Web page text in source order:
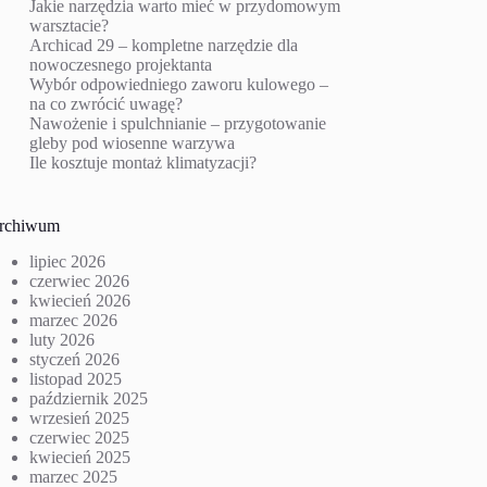
Jakie narzędzia warto mieć w przydomowym
warsztacie?
Archicad 29 – kompletne narzędzie dla
nowoczesnego projektanta
Wybór odpowiedniego zaworu kulowego –
na co zwrócić uwagę?
Nawożenie i spulchnianie – przygotowanie
gleby pod wiosenne warzywa
Ile kosztuje montaż klimatyzacji?
lipiec 2026
czerwiec 2026
kwiecień 2026
marzec 2026
luty 2026
styczeń 2026
listopad 2025
październik 2025
wrzesień 2025
czerwiec 2025
kwiecień 2025
marzec 2025